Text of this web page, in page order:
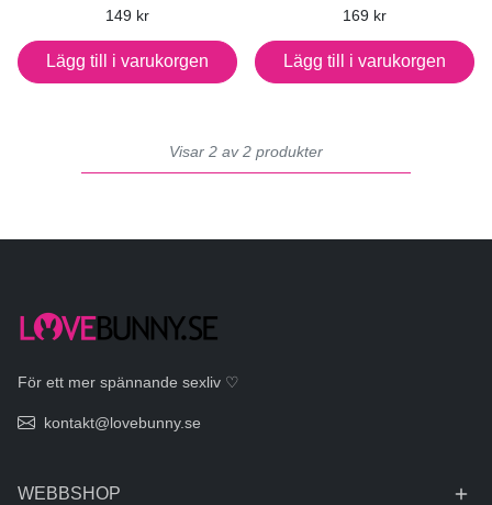
149 kr
Lägg till i varukorgen
169 kr
Lägg till i varukorgen
Visar 2 av 2 produkter
För ett mer spännande sexliv ♡
kontakt@lovebunny.se
WEBBSHOP